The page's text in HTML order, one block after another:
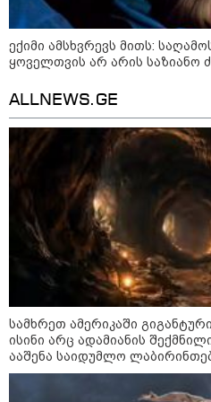
რა
ზღვაზე
კონფლიქტები
ექიმი ამსხვრევს მითს:
ყოველთვის არ არის საზიანო
ALLNEWS.GE
სამხრეთ ამერიკაში
ისინი არც ადამიანის
ააშენა საიდუმლო